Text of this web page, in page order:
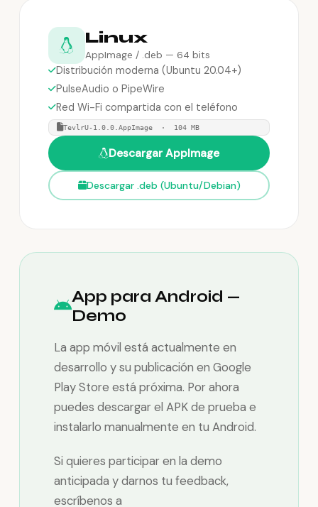
Linux
AppImage / .deb — 64 bits
Distribución moderna (Ubuntu 20.04+)
PulseAudio o PipeWire
Red Wi-Fi compartida con el teléfono
TevlrU-1.0.0.AppImage · 104 MB
Descargar AppImage
Descargar .deb (Ubuntu/Debian)
App para Android —
Demo
La app móvil está actualmente en
desarrollo y su publicación en Google
Play Store está próxima. Por ahora
puedes descargar el APK de prueba e
instalarlo manualmente en tu Android.
Si quieres participar en la demo
anticipada y darnos tu feedback,
escríbenos a